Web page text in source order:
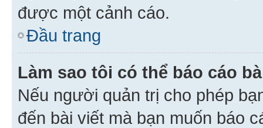
được một cảnh cáo.
Đầu trang
Làm sao tôi có thể báo cáo
Nếu người quản trị cho phép
đến bài viết mà bạn muốn báo